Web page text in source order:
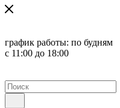
график работы: по будням
с 11:00 до 18:00